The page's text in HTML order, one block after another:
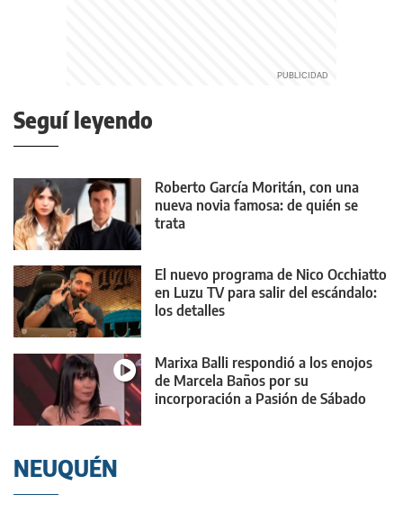
Seguí leyendo
Roberto García Moritán, con una
nueva novia famosa: de quién se
trata
El nuevo programa de Nico Occhiatto
en Luzu TV para salir del escándalo:
los detalles
Marixa Balli respondió a los enojos
de Marcela Baños por su
incorporación a Pasión de Sábado
NEUQUÉN